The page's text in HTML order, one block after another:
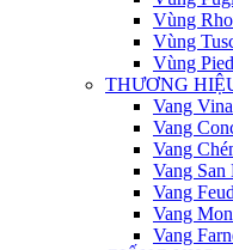
Vùng
Vùng
Vùng
THƯƠNG
Vang
Vang
Vang
Vang San
Vang
Vang
Vang